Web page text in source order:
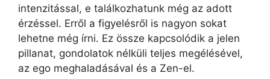
intenzitással, e találkozhatunk még az adott
érzéssel. Erről a figyelésről is nagyon sokat
lehetne még írni. Ez össze kapcsolódik a jelen
pillanat, gondolatok nélküli teljes megélésével,
az ego meghaladásával és a Zen-el.